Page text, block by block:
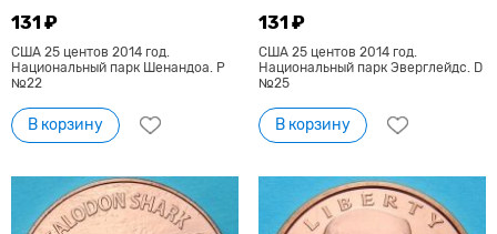
131 ₽
США 25 центов 2014 год.
Национальный парк Шенандоа. Р
№22
В корзину
131 ₽
США 25 центов 2014 год.
Национальный парк Эверглейдс. D
№25
В корзину